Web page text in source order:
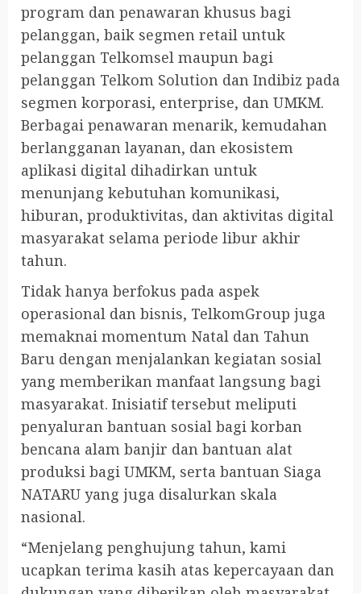
program dan penawaran khusus bagi
pelanggan, baik segmen retail untuk
pelanggan Telkomsel maupun bagi
pelanggan Telkom Solution dan Indibiz pada
segmen korporasi, enterprise, dan UMKM.
Berbagai penawaran menarik, kemudahan
berlangganan layanan, dan ekosistem
aplikasi digital dihadirkan untuk
menunjang kebutuhan komunikasi,
hiburan, produktivitas, dan aktivitas digital
masyarakat selama periode libur akhir
tahun.
Tidak hanya berfokus pada aspek
operasional dan bisnis, TelkomGroup juga
memaknai momentum Natal dan Tahun
Baru dengan menjalankan kegiatan sosial
yang memberikan manfaat langsung bagi
masyarakat. Inisiatif tersebut meliputi
penyaluran bantuan sosial bagi korban
bencana alam banjir dan bantuan alat
produksi bagi UMKM, serta bantuan Siaga
NATARU yang juga disalurkan skala
nasional.
“Menjelang penghujung tahun, kami
ucapkan terima kasih atas kepercayaan dan